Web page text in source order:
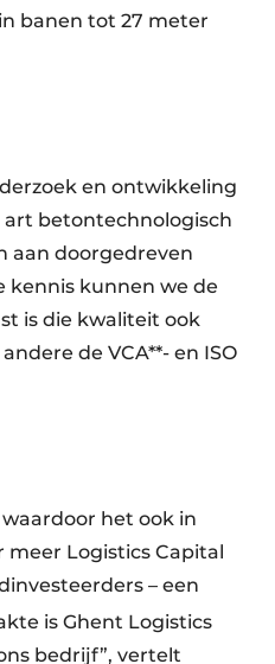
banen tot 27 meter
en ontwikkeling
betontechnologisch
aan doorgedreven
kennis kunnen we de
is die kwaliteit ook
de VCA**- en ISO
waardoor het ook in
meer Logistics Capital
– een
is Ghent Logistics
bedrijf”, vertelt